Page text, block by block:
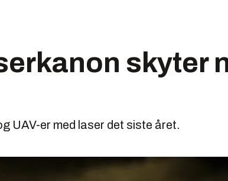
skyter
UAV-er med laser det siste året.